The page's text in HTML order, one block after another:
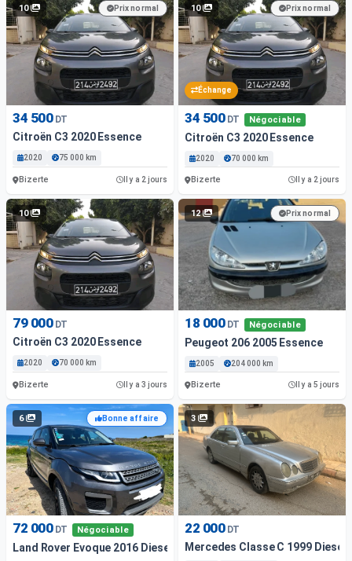
10 Prix normal
34 500 DT
Citroën C3 2020 Essence
2020 75 000 km
Bizerte Il y a 2 jours
10
Échange
Prix normal
34 500 DT Négociable
Citroën C3 2020 Essence
2020 70 000 km
Bizerte Il y a 2 jours
10
79 000 DT
Citroën C3 2020 Essence
2020 70 000 km
Bizerte Il y a 3 jours
12 Prix normal
18 000 DT Négociable
Peugeot 206 2005 Essence
2005 204 000 km
Bizerte Il y a 5 jours
6 Bonne affaire
72 000 DT Négociable
Land Rover Evoque 2016 Diesel
3
22 000 DT
Mercedes Classe C 1999 Diesel